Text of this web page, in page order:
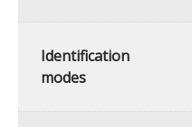
Identification
modes